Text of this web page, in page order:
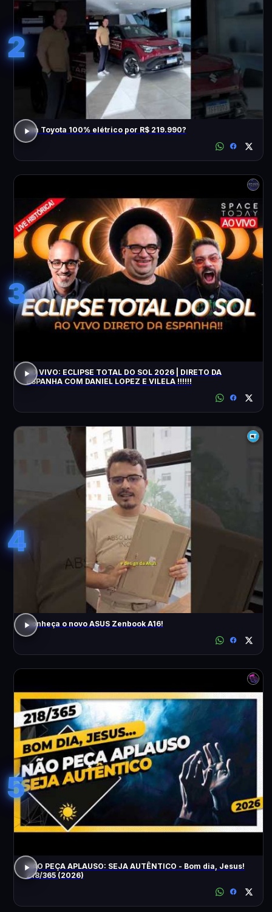
2
Um Toyota 100% elétrico por R$ 219.990?
3
AO VIVO: ECLIPSE TOTAL DO SOL 2026 | DIRETO DA
ESPANHA COM DANIEL LOPEZ E VILELA !!!!!!
4
Conheça o novo ASUS Zenbook A16!
5
NÃO PEÇA APLAUSO: SEJA AUTÊNTICO - Bom dia, Jesus!
218/365 (2026)